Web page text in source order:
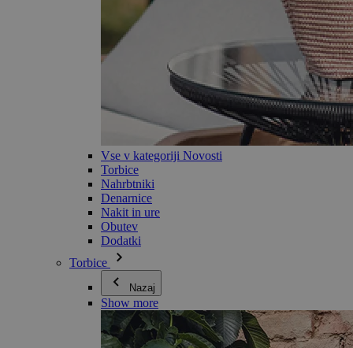
Vse v kategoriji Novosti
Torbice
Nahrbtniki
Denarnice
Nakit in ure
Obutev
Dodatki
Torbice
Nazaj
Show more